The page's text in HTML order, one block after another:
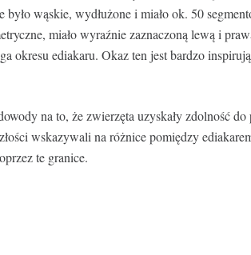
wąskie, wydłużone i miało ok. 50
miało wyraźnie zaznaczoną lewą i
okresu ediakaru. Okaz ten jest bardzo
na to, że zwierzęta uzyskały zdolność do
wskazywali na różnice pomiędzy
te granice.